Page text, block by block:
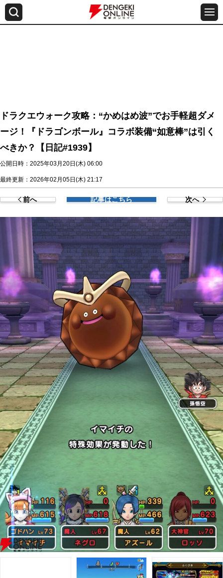
ドラクエウォーク攻略：“かめはめ波”でお手軽超ダメ
ージ！『ドラゴンボール』コラボ装備“如意棒”は引く
べきか？【日記#1939】
公開日時：2025年03月20日(木) 06:00
最終更新：2026年02月05日(木) 21:17
前へ 記事はこちら 次へ